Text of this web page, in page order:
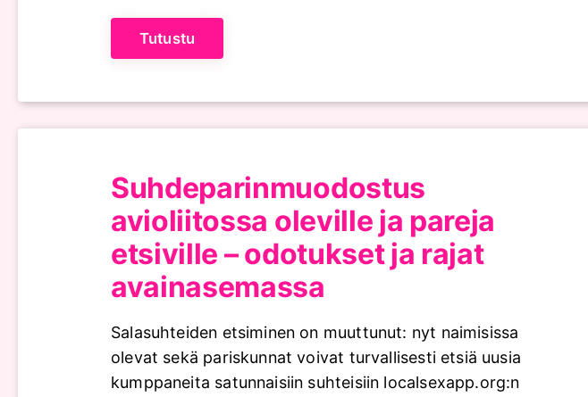
Tutustu
Suhdeparinmuodostus
avioliitossa oleville ja pareja
etsiville – odotukset ja rajat
avainasemassa
Salasuhteiden etsiminen on muuttunut: nyt naimisissa
olevat sekä pariskunnat voivat turvallisesti etsiä uusia
kumppaneita satunnaisiin suhteisiin localsexapp.org:n